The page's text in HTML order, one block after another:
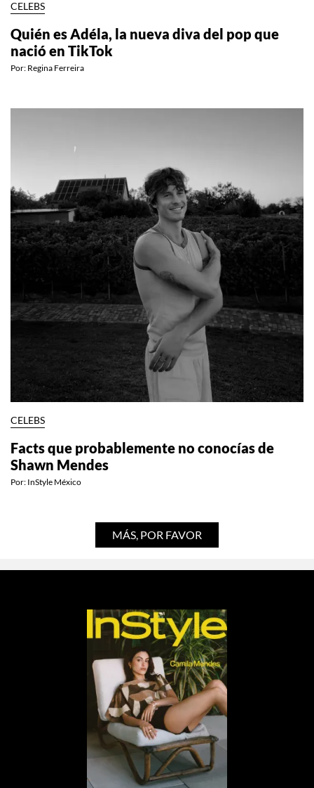
CELEBS
Quién es Adéla, la nueva diva del pop que
nació en TikTok
Por: Regina Ferreira
CELEBS
Facts que probablemente no conocías de
Shawn Mendes
Por: InStyle México
MÁS, POR FAVOR